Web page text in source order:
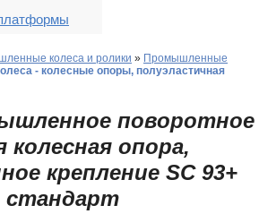
колеса и ролики » Промышленные
- колесные опоры, полуэластичная
поворотное
опора,
крепление SC 93+
стандарт